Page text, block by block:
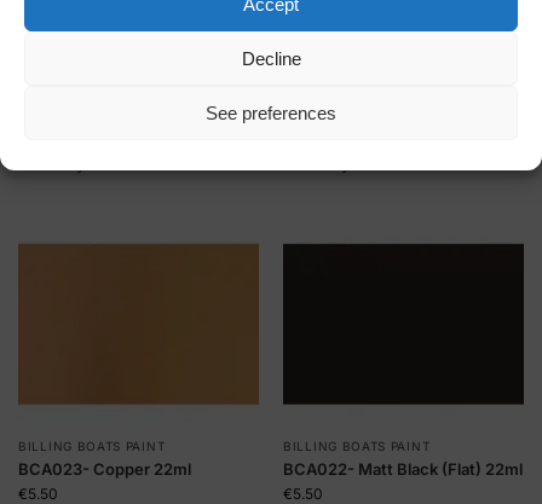
Decline
See preferences
BCA026- Oak Stain 22ml
BILLING BOATS PAINT
BCA023- Copper 22ml
€5.50
BILLING BOATS PAINT
BCA022- Matt Black (Flat) 22ml
€5.50